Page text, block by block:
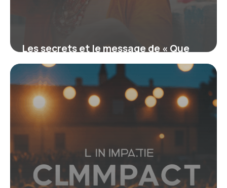
Les secrets et le message de « Que
chante pour toi » : analyse et sens des
paroles
19 juin 2026